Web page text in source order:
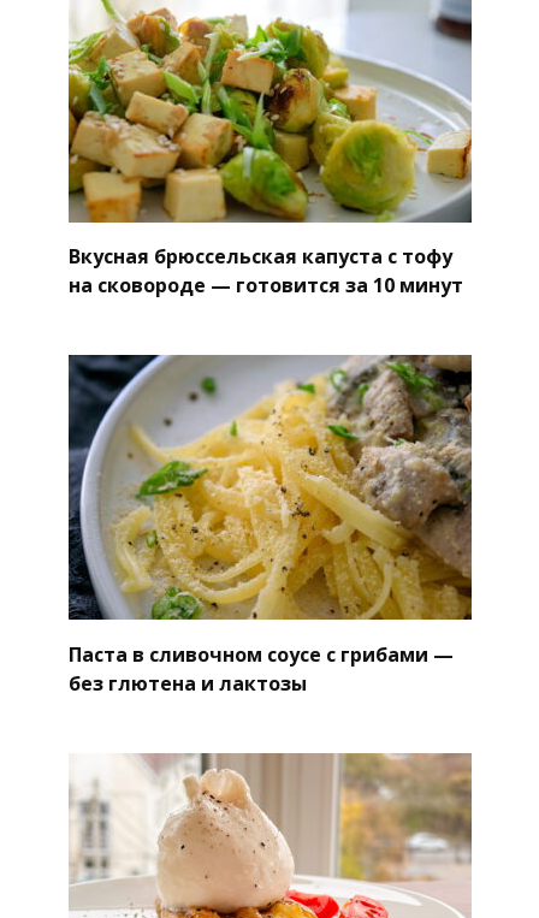
Вкусная брюссельская капуста с тофу
на сковороде — готовится за 10 минут
Паста в сливочном соусе с грибами —
без глютена и лактозы